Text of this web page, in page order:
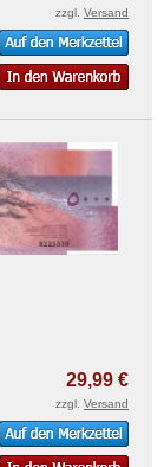
zzgl. Versand
29,99 €
zzgl. Versand